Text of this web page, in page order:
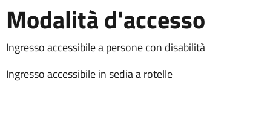
Modalità d'accesso
Ingresso accessibile a persone con disabilità
Ingresso accessibile in sedia a rotelle